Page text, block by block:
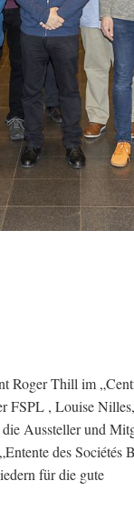
Roger Thill im
FSPL , Louise
Aussteller und
des Sociétés
für die gute